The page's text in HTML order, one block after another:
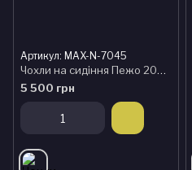
Артикул: MAX-N-7045
Чохли на сидіння Пежо 206 (Peugeot 206) модельні MAX-N з екошкіри Чорно-червоний
5 500 грн